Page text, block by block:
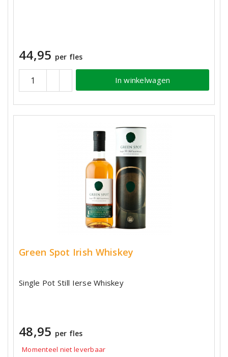
44,95 per fles
In winkelwagen
Green Spot Irish Whiskey
Single Pot Still Ierse Whiskey
48,95 per fles
Momenteel niet leverbaar